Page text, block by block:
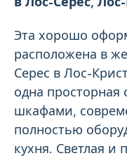
Эта хорошо
расположена в
Серес в Лос-
одна просторная
шкафами,
полностью
кухня. Светлая и